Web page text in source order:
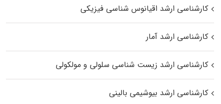
کارشناسی ارشد اقیانوس‌ شناسی فیزیکی
کارشناسی ارشد آمار
کارشناسی ارشد زیست شناسی سلولی و مولکولی
کارشناسی ارشد بیوشیمی بالینی